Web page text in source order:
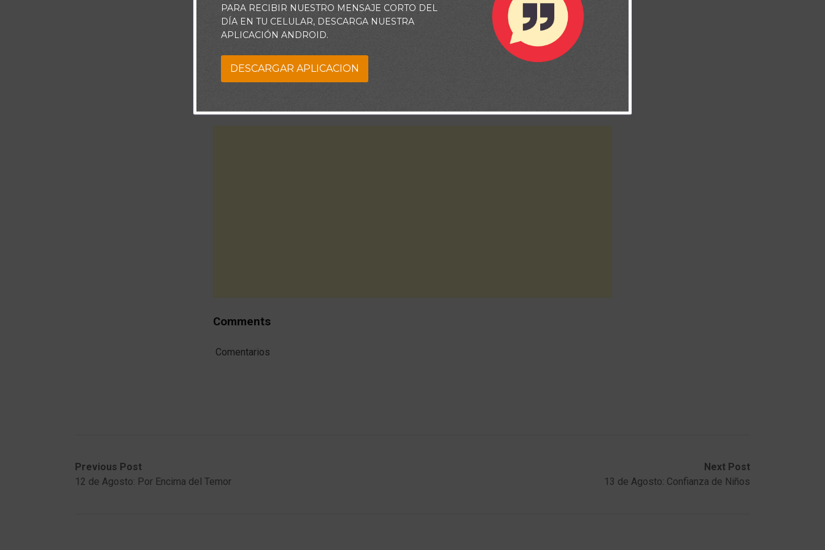
Comments
Comentarios
Previous Post
12 de Agosto: Por Encima del Temor
Next Post
13 de Agosto: Confianza de Niños
PARA RECIBIR NUESTRO MENSAJE CORTO DEL
DÍA EN TU CELULAR, DESCARGA NUESTRA
APLICACIÓN ANDROID.
DESCARGAR APLICACION